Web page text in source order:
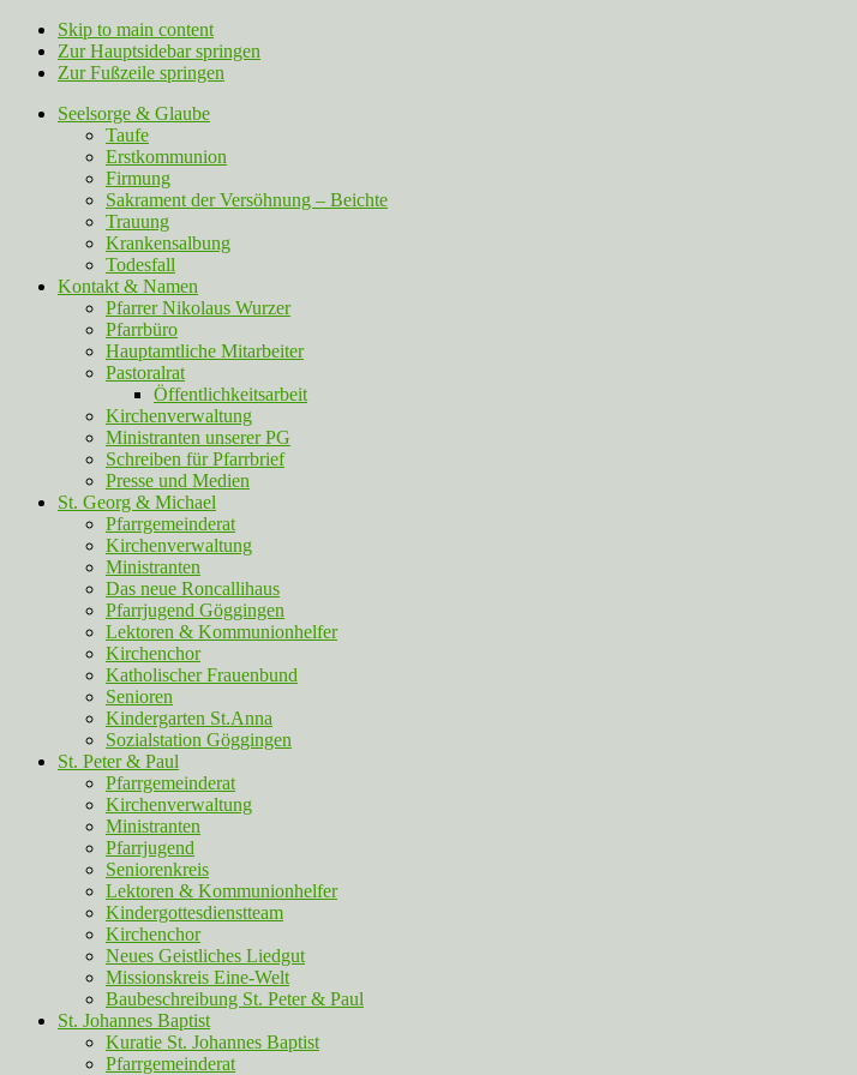
Skip to main content
Zur Hauptsidebar springen
Zur Fußzeile springen
Seelsorge & Glaube
Taufe
Erstkommunion
Firmung
Sakrament der Versöhnung – Beichte
Trauung
Krankensalbung
Todesfall
Kontakt & Namen
Pfarrer Nikolaus Wurzer
Pfarrbüro
Hauptamtliche Mitarbeiter
Pastoralrat
Öffentlichkeitsarbeit
Kirchenverwaltung
Ministranten unserer PG
Schreiben für Pfarrbrief
Presse und Medien
St. Georg & Michael
Pfarrgemeinderat
Kirchenverwaltung
Ministranten
Das neue Roncallihaus
Pfarrjugend Göggingen
Lektoren & Kommunionhelfer
Kirchenchor
Katholischer Frauenbund
Senioren
Kindergarten St.Anna
Sozialstation Göggingen
St. Peter & Paul
Pfarrgemeinderat
Kirchenverwaltung
Ministranten
Pfarrjugend
Seniorenkreis
Lektoren & Kommunionhelfer
Kindergottesdienstteam
Kirchenchor
Neues Geistliches Liedgut
Missionskreis Eine-Welt
Baubeschreibung St. Peter & Paul
St. Johannes Baptist
Kuratie St. Johannes Baptist
Pfarrgemeinderat